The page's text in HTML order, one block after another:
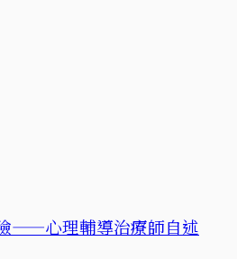
——心理輔導治療師自述